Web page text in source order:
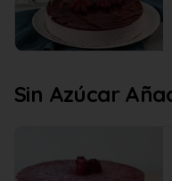
Sin Azúcar